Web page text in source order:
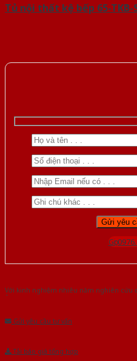
Tủ nội thất kệ bếp 65-TKB-
Gọi
Với kinh nghiệm nhiêu năm nghiên cứu
Âu.Chúng tôi tự tin là nhà sản xuất &
Gửi yêu cầu tư vấn
Tải báo giá tổng hợp